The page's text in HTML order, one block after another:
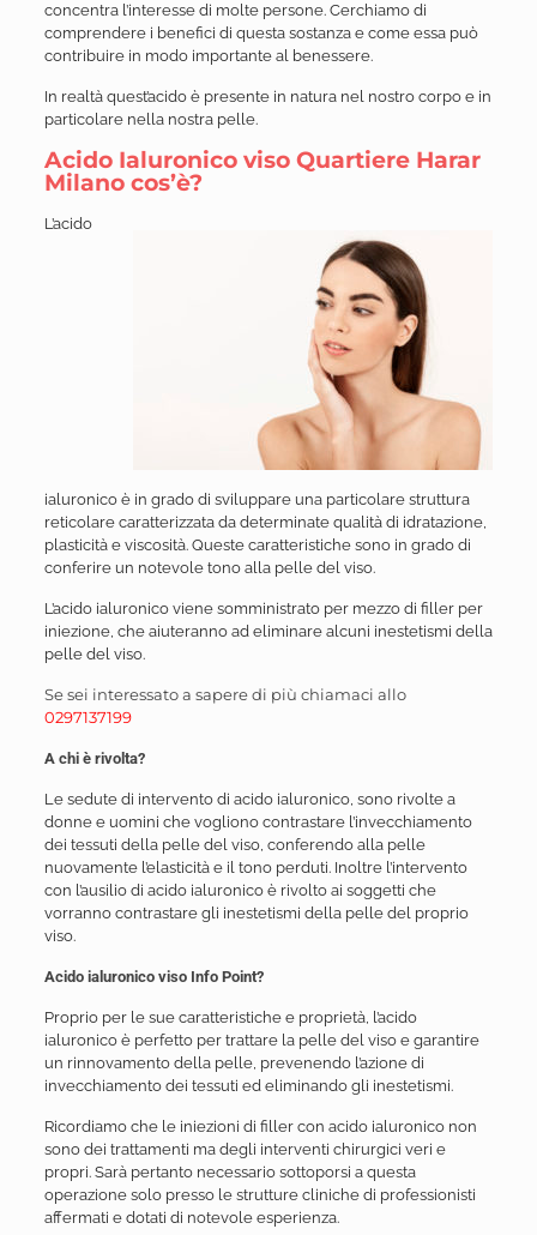
concentra l’interesse di molte persone. Cerchiamo di
comprendere i benefici di questa sostanza e come essa può
contribuire in modo importante al benessere.
In realtà quest’acido è presente in natura nel nostro corpo e in
particolare nella nostra pelle.
Acido Ialuronico viso Quartiere Harar
Milano cos’è?
L’acido
ialuronico è in grado di sviluppare una particolare struttura
reticolare caratterizzata da determinate qualità di idratazione,
plasticità e viscosità. Queste caratteristiche sono in grado di
conferire un notevole tono alla pelle del viso.
L’acido ialuronico viene somministrato per mezzo di filler per
iniezione, che aiuteranno ad eliminare alcuni inestetismi della
pelle del viso.
Se sei interessato a sapere di più chiamaci allo
0297137199
A chi è rivolta?
Le sedute di intervento di acido ialuronico, sono rivolte a
donne e uomini che vogliono contrastare l’invecchiamento
dei tessuti della pelle del viso, conferendo alla pelle
nuovamente l’elasticità e il tono perduti. Inoltre l’intervento
con l’ausilio di acido ialuronico è rivolto ai soggetti che
vorranno contrastare gli inestetismi della pelle del proprio
viso.
Acido ialuronico viso Info Point?
Proprio per le sue caratteristiche e proprietà, l’acido
ialuronico è perfetto per trattare la pelle del viso e garantire
un rinnovamento della pelle, prevenendo l’azione di
invecchiamento dei tessuti ed eliminando gli inestetismi.
Ricordiamo che le iniezioni di filler con acido ialuronico non
sono dei trattamenti ma degli interventi chirurgici veri e
propri. Sarà pertanto necessario sottoporsi a questa
operazione solo presso le strutture cliniche di professionisti
affermati e dotati di notevole esperienza.